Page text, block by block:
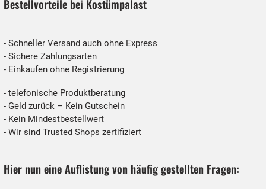
Bestellvorteile bei Kostümpalast
- Schneller Versand auch ohne Express
- Sichere Zahlungsarten
- Einkaufen ohne Registrierung
- telefonische Produktberatung
- Geld zurück – Kein Gutschein
- Kein Mindestbestellwert
- Wir sind Trusted Shops zertifiziert
Hier nun eine Auflistung von häufig gestellten Fragen: